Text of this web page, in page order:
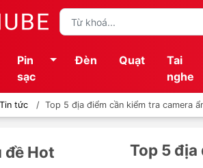
Pin
sạc
Đèn Quạt
Tai
nghe
Tin tức / Top 5 địa điểm cần kiểm tra camera
Top 5 địa
đề Hot